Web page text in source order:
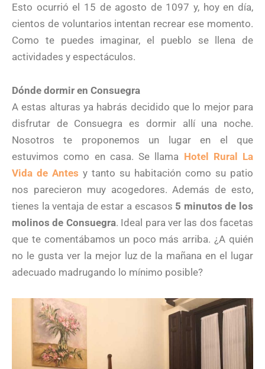
Esto ocurrió el 15 de agosto de 1097 y, hoy en día,
cientos de voluntarios intentan recrear ese momento.
Como te puedes imaginar, el pueblo se llena de
actividades y espectáculos.
Dónde dormir en Consuegra
A estas alturas ya habrás decidido que lo mejor para
disfrutar de Consuegra es dormir allí una noche.
Nosotros te proponemos un lugar en el que
estuvimos como en casa. Se llama Hotel Rural La
Vida de Antes y tanto su habitación como su patio
nos parecieron muy acogedores. Además de esto,
tienes la ventaja de estar a escasos 5 minutos de los
molinos de Consuegra. Ideal para ver las dos facetas
que te comentábamos un poco más arriba. ¿A quién
no le gusta ver la mejor luz de la mañana en el lugar
adecuado madrugando lo mínimo posible?